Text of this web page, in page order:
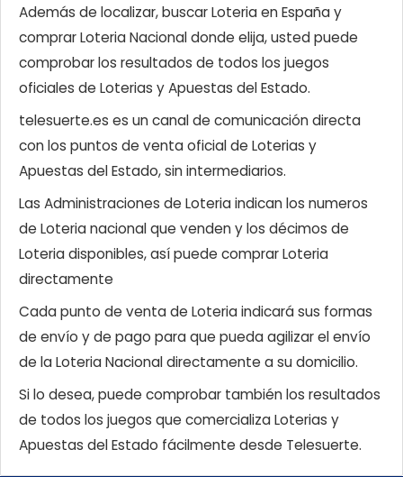
Además de localizar, buscar Loteria en España y
comprar Loteria Nacional donde elija, usted puede
comprobar los resultados de todos los juegos
oficiales de Loterias y Apuestas del Estado.
telesuerte.es es un canal de comunicación directa
con los puntos de venta oficial de Loterias y
Apuestas del Estado, sin intermediarios.
Las Administraciones de Loteria indican los numeros
de Loteria nacional que venden y los décimos de
Loteria disponibles, así puede comprar Loteria
directamente
Cada punto de venta de Loteria indicará sus formas
de envío y de pago para que pueda agilizar el envío
de la Loteria Nacional directamente a su domicilio.
Si lo desea, puede comprobar también los resultados
de todos los juegos que comercializa Loterias y
Apuestas del Estado fácilmente desde Telesuerte.